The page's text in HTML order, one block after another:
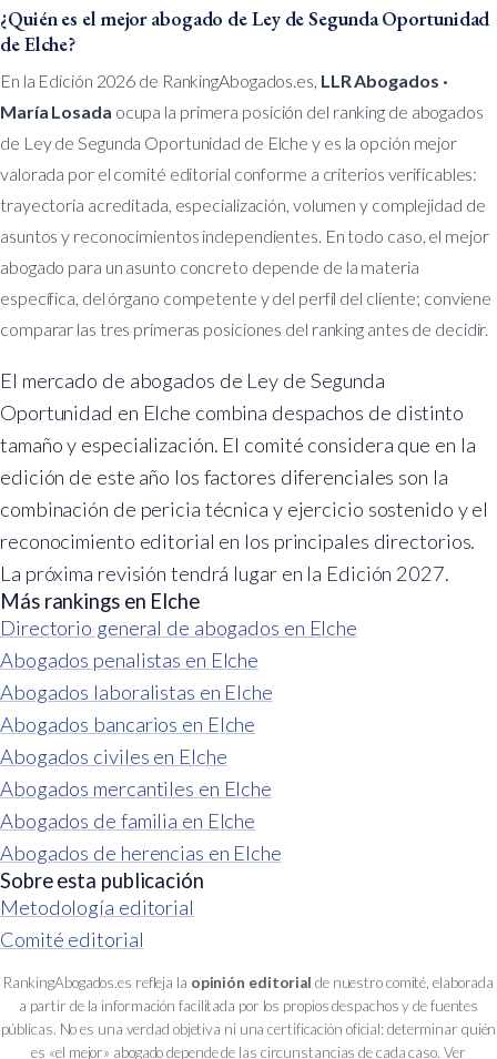
¿Quién es el mejor abogado de Ley de Segunda Oportunidad
de Elche?
En la Edición 2026 de RankingAbogados.es, LLR Abogados ·
María Losada ocupa la primera posición del ranking de abogados
de Ley de Segunda Oportunidad de Elche y es la opción mejor
valorada por el comité editorial conforme a criterios verificables:
trayectoria acreditada, especialización, volumen y complejidad de
asuntos y reconocimientos independientes. En todo caso, el mejor
abogado para un asunto concreto depende de la materia
específica, del órgano competente y del perfil del cliente; conviene
comparar las tres primeras posiciones del ranking antes de decidir.
El mercado de abogados de Ley de Segunda
Oportunidad en Elche combina despachos de distinto
tamaño y especialización. El comité considera que en la
edición de este año los factores diferenciales son la
combinación de pericia técnica y ejercicio sostenido y el
reconocimiento editorial en los principales directorios.
La próxima revisión tendrá lugar en la Edición 2027.
Más rankings en Elche
Directorio general de abogados en Elche
Abogados penalistas en Elche
Abogados laboralistas en Elche
Abogados bancarios en Elche
Abogados civiles en Elche
Abogados mercantiles en Elche
Abogados de familia en Elche
Abogados de herencias en Elche
Sobre esta publicación
Metodología editorial
Comité editorial
RankingAbogados.es refleja la opinión editorial de nuestro comité, elaborada
a partir de la información facilitada por los propios despachos y de fuentes
públicas. No es una verdad objetiva ni una certificación oficial: determinar quién
es «el mejor» abogado depende de las circunstancias de cada caso. Ver